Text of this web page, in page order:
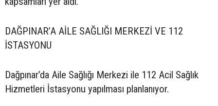
DAĞPINAR’A AİLE SAĞLIĞI MERKEZİ VE 112
İSTASYONU
Dağpınar’da Aile Sağlığı Merkezi ile 112 Acil Sağlık
Hizmetleri İstasyonu yapılması planlanıyor.